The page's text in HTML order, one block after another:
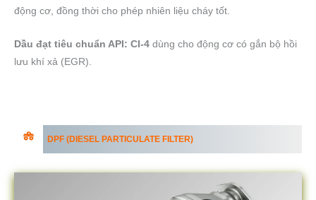
động cơ, đồng thời cho phép nhiên liệu cháy tốt.
Dầu đạt tiêu chuẩn API: CI-4 dùng cho động cơ có gắn bộ hồi
lưu khí xả (EGR).
DPF (DIESEL PARTICULATE FILTER)